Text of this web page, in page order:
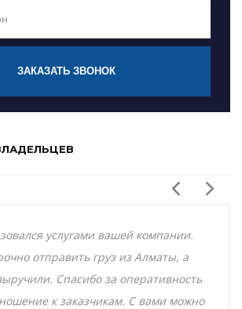
ЗАКАЗАТЬ ЗВОНОК
услугами вашей компании.
отправить груз из Алматы, а
Спасибо за оперативность
к заказчикам. С вами можно